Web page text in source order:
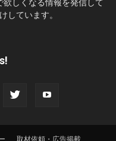
しています。
取材依頼・広告掲載